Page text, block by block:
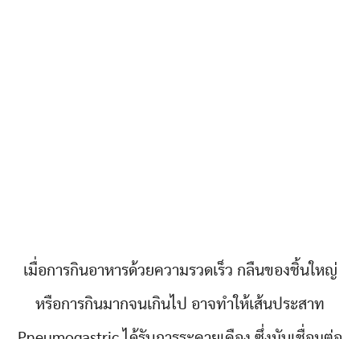
เมื่อการกินอาหารด้วยความรวดเร็ว กลืนของชิ้นใหญ่
หรือการกินมากจนเกินไป อาจทำให้เส้นประสาท